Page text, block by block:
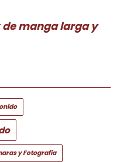
manga larga y
y Fotografía